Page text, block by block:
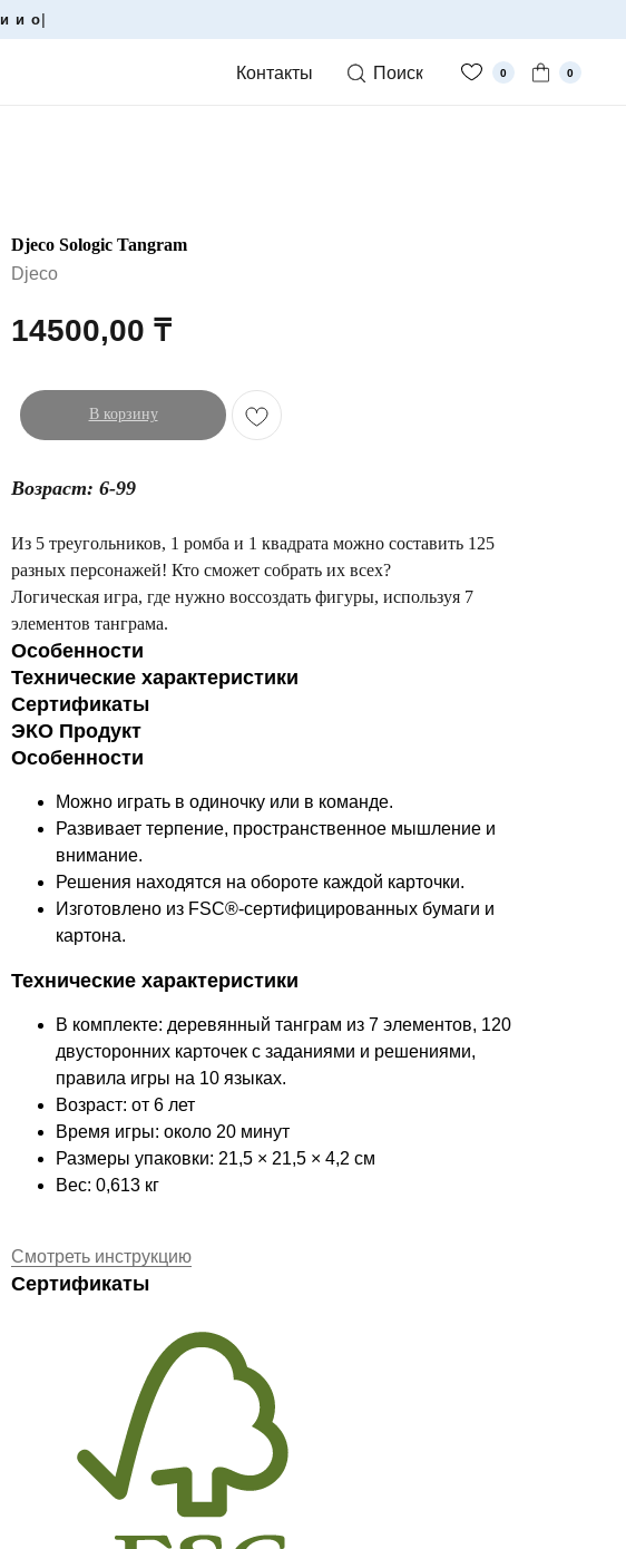
|
Поиск
Контакты 0 0
Djeco Sologic Tangram
Djeco
14500,00 ₸
В корзину
Возраст: 6-99
Из 5 треугольников, 1 ромба и 1 квадрата можно составить 125
разных персонажей! Кто сможет собрать их всех?
Логическая игра, где нужно воссоздать фигуры, используя 7
элементов танграма.
Особенности
Технические характеристики
Сертификаты
ЭКО Продукт
Особенности
Можно играть в одиночку или в команде.
Развивает терпение, пространственное мышление и
внимание.
Решения находятся на обороте каждой карточки.
Изготовлено из FSC®-сертифицированных бумаги и
картона.
Технические характеристики
В комплекте: деревянный танграм из 7 элементов, 120
двусторонних карточек с заданиями и решениями,
правила игры на 10 языках.
Возраст: от 6 лет
Время игры: около 20 минут
Размеры упаковки: 21,5 × 21,5 × 4,2 см
Вес: 0,613 кг
Смотреть инструкцию
Сертификаты